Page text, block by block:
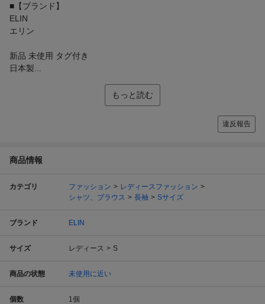
■【ブランド】
ELIN
エリン
新品 未使用 タグ付き
日本製...
もっと読む
違反報告
商品情報
カテゴリ ファッション
レディースファッション
シャツ、ブラウス
長袖 Sサイズ
ブランド ELIN
サイズ レディース S
商品の状態 未使用に近い
個数 1個